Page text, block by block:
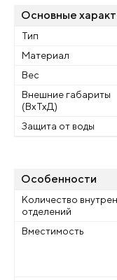
Основные
Тип
Материал
Вес
Внешние габариты
(ВхТхД)
Защита от воды
Особенности
Количество
отделений
Вместимость